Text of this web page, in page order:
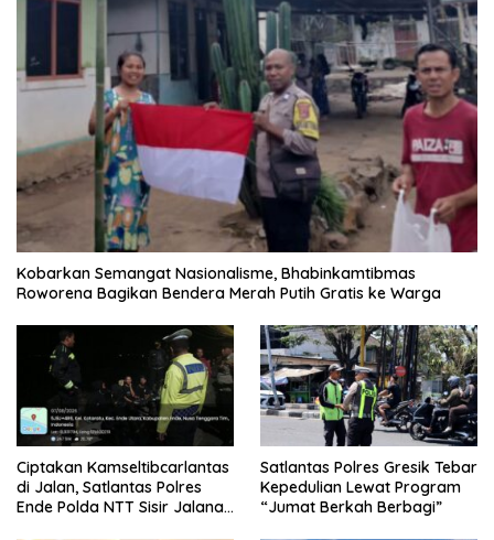
Kobarkan Semangat Nasionalisme, Bhabinkamtibmas
Roworena Bagikan Bendera Merah Putih Gratis ke Warga
Ciptakan Kamseltibcarlantas
di Jalan, Satlantas Polres
Ende Polda NTT Sisir Jalanan
Satlantas Polres Gresik Tebar
Kepedulian Lewat Program
“Jumat Berkah Berbagi”